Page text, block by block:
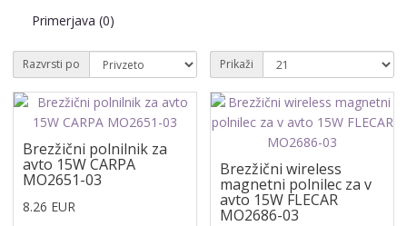
Primerjava (0)
Razvrsti po Prikaži
Brezžični polnilnik za
avto 15W CARPA
MO2651-03
8.26 EUR
Brezžični wireless
magnetni polnilec za v
avto 15W FLECAR
MO2686-03